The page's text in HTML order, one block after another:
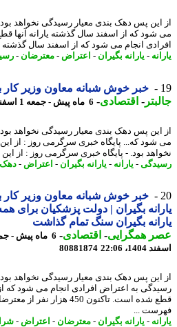
پس دهک بندی معیار رسیدگی نخواهد بود.
که از اسفند سال گذشته یارانه آنها
انجام می شود که از اسفند سال گذشته ...
- یارانه بگیران- اعتراض -معترضان-رسیدگی
خبر خوش شبانه معاون وزیر کار برای
-اقتصادی-6 ماه پیش - جمعه 1 اسفند 1404، 22:07
پس دهک بندی معیار رسیدگی نخواهد بود.
که... پایگاه خبری سرگرمی روز : از این
بود. - پایگاه خبری سرگرمی روز : از این ...
-یارانه- یارانه بگیران- اعتراض -دهک بندی
خبر خوش شبانه معاون وزیر کار
بگیران | دولت پزشکیان برای همه
بگیران سنگ تمام گذاشت
همگرایی -اقتصادی-
6 ماه
22:06
80881874
پس دهک بندی معیار رسیدگی نخواهد بود.
به اعتراض افرادی انجام می شود که از
قطع شده است. تاکنون 450 هزار
...
- یارانه بگیران- معترضان-اعتراض -شرایط